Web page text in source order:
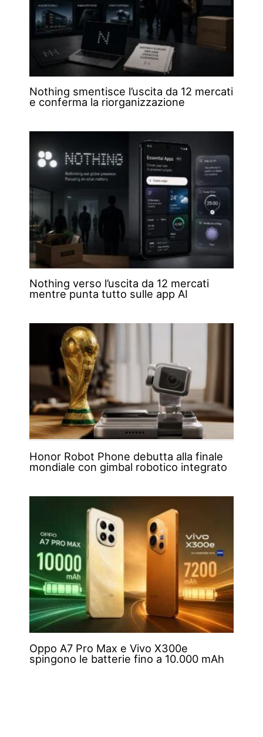
Nothing smentisce l’uscita da 12 mercati
e conferma la riorganizzazione
Nothing verso l’uscita da 12 mercati
mentre punta tutto sulle app AI
Honor Robot Phone debutta alla finale
mondiale con gimbal robotico integrato
Oppo A7 Pro Max e Vivo X300e
spingono le batterie fino a 10.000 mAh